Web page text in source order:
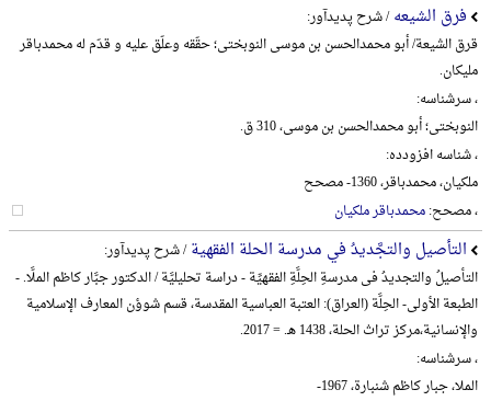
فرق الشیعه/ شرح پدیدآور:
قرق الشیعة/ أبو محمدالحسن بن موسی النوبختی؛ حقّقه وعلّق علیه و قدّم له محمدباقر
ملیکان.
، سرشناسه:
النوبختی؛ أبو محمدالحسن بن موسی، 310 ق.
، شناسه افزودده:
ملکیان، محمدباقر، 1360- مصحح
، مصحح:محمدباقر ملکیان
التأصیل والتجَّدیدُ في مدرسة الحلة الفقهیة/ شرح پدیدآور:
التأصیلُ والتجدیدُ فی مدرسةِ الحِلَّةِ الفقهیِّة - دراسة تحلیلیَّة / الدکتور جبَّار کاظم الملَّا. -
الطبعة الأولی- الحِلَّة (العراق): العتبة العباسیة المقدسة، قسم شوؤن المعارف الإسلامیة
والإنسانیة،‌مرکز تراث الحلة، 1438 هـ. = 2017.
، سرشناسه:
الملا، جبار کاظم شنبارة، 1967-